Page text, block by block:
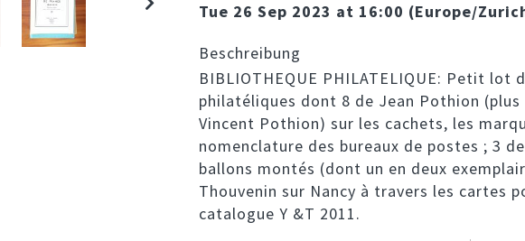
Tue 26 Sep 2023 at 16:00 (Europe/
Beschreibung
BIBLIOTHEQUE PHILATELIQUE: Petit lot
philatéliques dont 8 de Jean Pothion
Vincent Pothion) sur les cachets, les
nomenclature des bureaux de postes ; 3
ballons montés (dont un en deux
Thouvenin sur Nancy à travers les cartes
catalogue Y &T 2011.